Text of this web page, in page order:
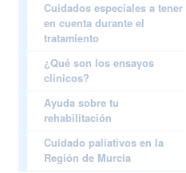
Cuidados especiales a tener
en cuenta durante el
tratamiento
¿Qué son los ensayos
clínicos?
Ayuda sobre tu
rehabilitación
Cuidado paliativos en la
Región de Murcia